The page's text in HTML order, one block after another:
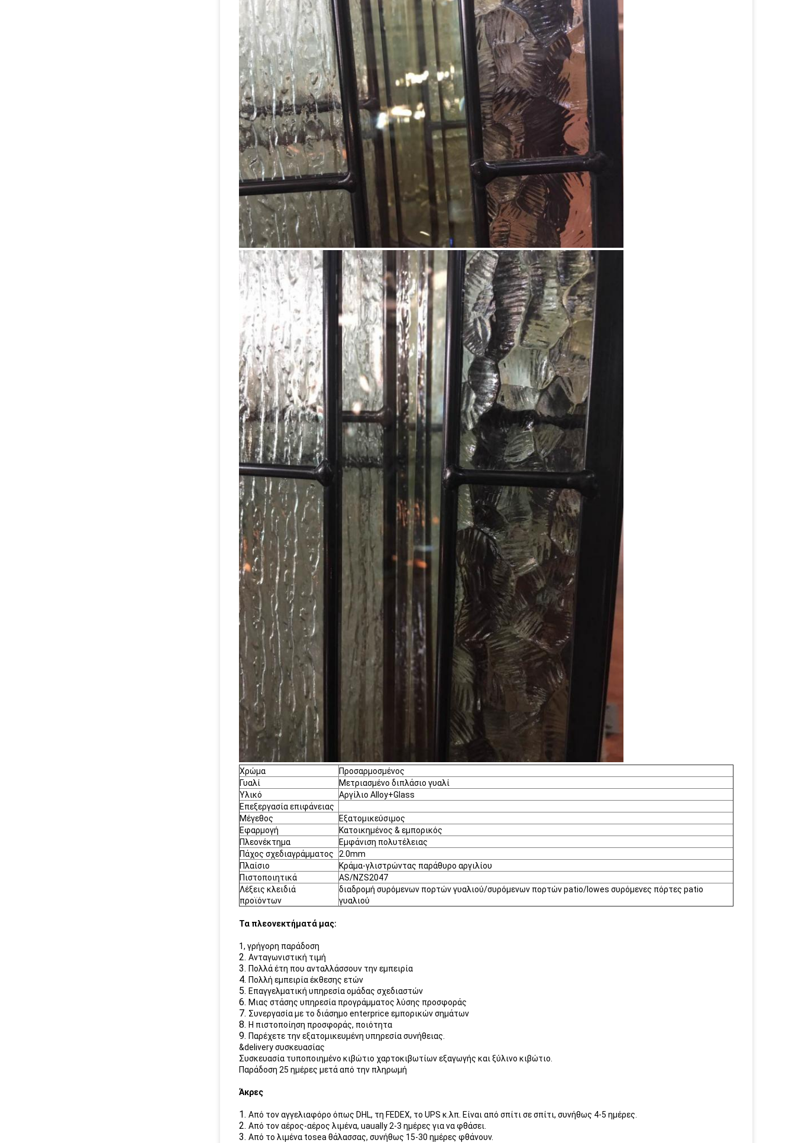
Χρώμα
Προσαρμοσμένος
Γυαλί
Μετριασμένο διπλάσιο γυαλί
Υλικό
Αργίλιο Alloy+Glass
Επεξεργασία επιφάνειας
Μέγεθος
Εξατομικεύσιμος
Εφαρμογή
Κατοικημένος & εμπορικός
Πλεονέκτημα
Εμφάνιση πολυτέλειας
Πάχος σχεδιαγράμματος
2.0mm
Πλαίσιο
Κράμα-γλιστρώντας παράθυρο αργιλίου
Πιστοποιητικά
AS/NZS2047
Λέξεις κλειδιά
προϊόντων
διαδρομή συρόμενων πορτών γυαλιού/συρόμενων πορτών patio/lowes συρόμενες πόρτες patio
γυαλιού
Τα πλεονεκτήματά μας:
1, γρήγορη παράδοση
2. Ανταγωνιστική τιμή
3. Πολλά έτη που ανταλλάσσουν την εμπειρία
4. Πολλή εμπειρία έκθεσης ετών
5. Επαγγελματική υπηρεσία ομάδας σχεδιαστών
6. Μιας στάσης υπηρεσία προγράμματος λύσης προσφοράς
7. Συνεργασία με το διάσημο enterprice εμπορικών σημάτων
8. Η πιστοποίηση προσφοράς, ποιότητα
9. Παρέχετε την εξατομικευμένη υπηρεσία συνήθειας.
&delivery συσκευασίας
Συσκευασία τυποποιημένο κιβώτιο χαρτοκιβωτίων εξαγωγής και ξύλινο κιβώτιο.
Παράδοση 25 ημέρες μετά από την πληρωμή
Άκρες
1. Από τον αγγελιαφόρο όπως DHL, τη FEDEX, το UPS κ.λπ. Είναι από σπίτι σε σπίτι, συνήθως 4-5 ημέρες.
2. Από τον αέρος-αέρος λιμένα, uaually 2-3 ημέρες για να φθάσει.
3. Από το λιμένα tosea θάλασσας, συνήθως 15-30 ημέρες φθάνουν.